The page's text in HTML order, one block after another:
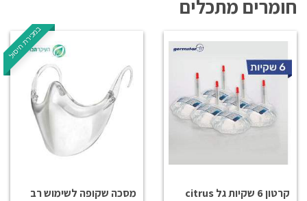
חומרים מתכלים
קרטון 6 שקיות גל citrus
במכירת חיסול
מסכה שקופה לשימוש רב